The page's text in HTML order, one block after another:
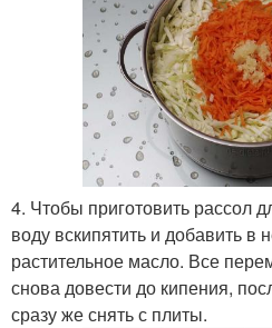
4. Чтобы приготовить рассол
воду вскипятить и добавить в
растительное масло. Все
снова довести до кипения,
сразу же снять с плиты.